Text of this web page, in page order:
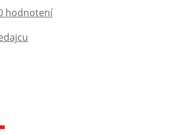
hodnotení